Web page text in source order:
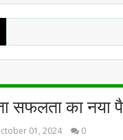
सफलता का नया
01, 2024 0